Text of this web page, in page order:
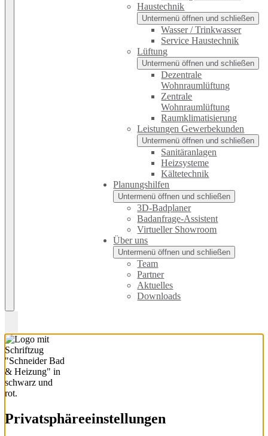
Haustechnik
Untermenü öffnen und schließen
Wasser / Trinkwasser
Service Haustechnik
Lüftung
Untermenü öffnen und schließen
Dezentrale
Wohnraumlüftung
Zentrale
Wohnraumlüftung
Raumklimatisierung
Leistungen Gewerbekunden
Untermenü öffnen und schließen
Sanitäranlagen
Heizsysteme
Kältetechnik
Planungshilfen
Untermenü öffnen und schließen
3D-Badplaner
Badanfrage-Assistent
Virtueller Showroom
Über uns
Untermenü öffnen und schließen
Team
Partner
Aktuelles
Downloads
Privatsphäre­einstellungen